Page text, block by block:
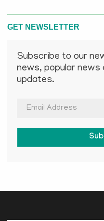
GET NEWSLETTER
Subscribe to our
news, popular news
updates.